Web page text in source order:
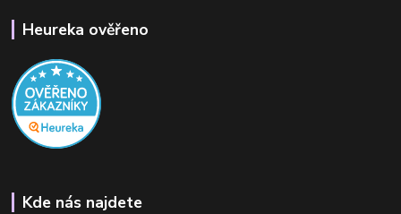
Heureka ověřeno
Kde nás najdete